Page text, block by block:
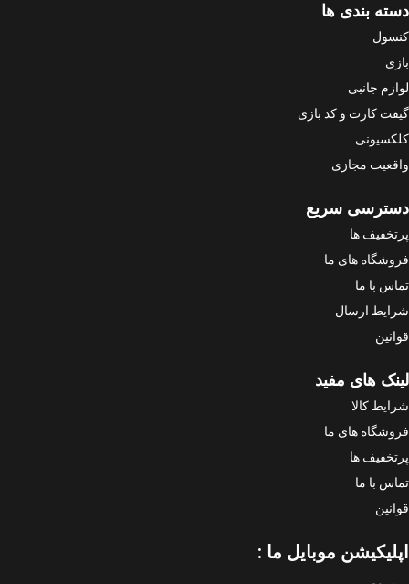
دسته بندی ها
کنسول
بازی
لوازم جانبی
گیفت کارت و کد بازی
کلکسیونی
واقعیت مجازی
دسترسی سریع
پرتخفیف ها
فروشگاه های ما
تماس با ما
شرایط ارسال
قوانین
لینک های مفید
شرایط کالا
فروشگاه های ما
پرتخفیف ها
تماس با ما
قوانین
اپلیکیشن موبایل ما :